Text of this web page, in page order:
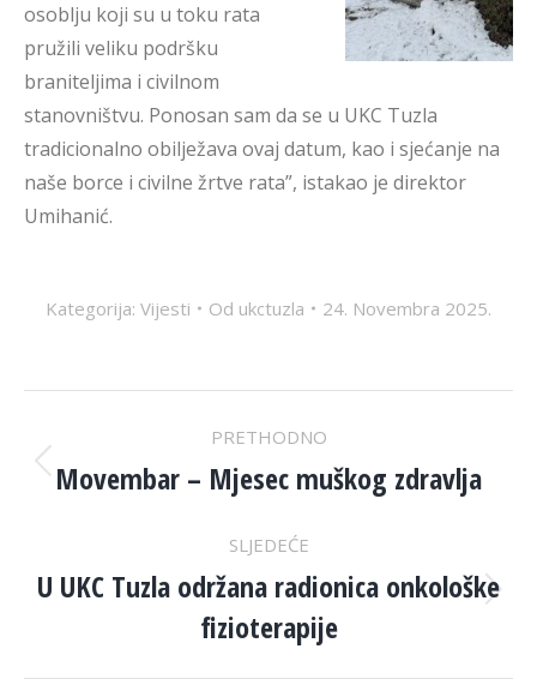
osoblju koji su u toku rata
pružili veliku podršku
braniteljima i civilnom
stanovništvu. Ponosan sam da se u UKC Tuzla
tradicionalno obilježava ovaj datum, kao i sjećanje na
naše borce i civilne žrtve rata”, istakao je direktor
Umihanić.
Kategorija: Vijesti Od ukctuzla 24. Novembra 2025.
POST
NAVIGATION
PRETHODNO
Previous
Movembar – Mjesec muškog zdravlja
SLJEDEĆE
Next
post:
U UKC Tuzla održana radionica onkološke
fizioterapije